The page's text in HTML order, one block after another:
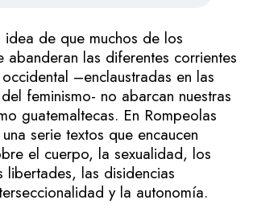
idea de que muchos de los
abanderan las diferentes corrientes
–enclaustradas en las
feminismo- no abarcan nuestras
guatemaltecas. En Rompeolas
serie textos que encaucen
el cuerpo, la sexualidad, los
libertades, las disidencias
y la autonomía.